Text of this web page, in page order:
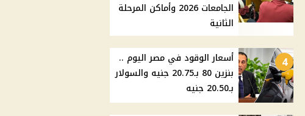
الجامعات 2026 وأماكن المرحلة
الثانية
4
أسعار الوقود في مصر اليوم ..
بنزين 80 بـ20.75 جنيه والسولار
بـ20.50 جنيه